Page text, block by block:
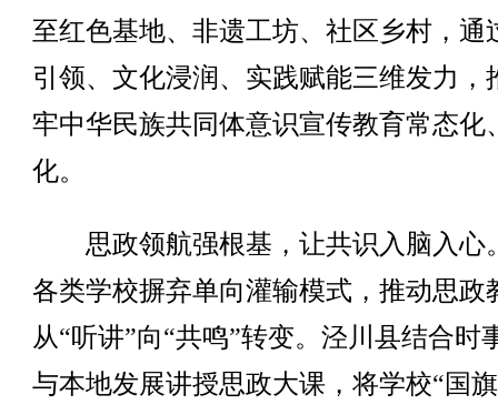
至红色基地、非遗工坊、社区乡村，通
引领、文化浸润、实践赋能三维发力，
牢中华民族共同体意识宣传教育常态化
化。
思政领航强根基，让共识入脑入心
各类学校摒弃单向灌输模式，推动思政
从“听讲”向“共鸣”转变。泾川县结合时
与本地发展讲授思政大课，将学校“国